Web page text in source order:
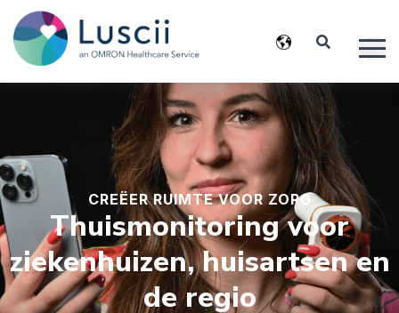
CREËER RUIMTE VOOR ZORG
Thuismonitoring voor
ziekenhuizen, huisartsen en
de regio